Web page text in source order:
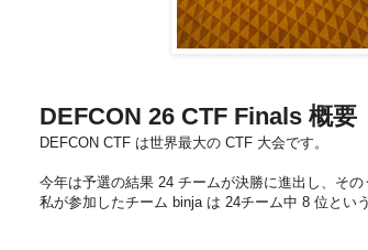
DEFCON 26 CTF Finals 概要
DEFCON CTF は世界最大の CTF 大会です。
今年は予選の結果 24 チームが決勝に進出し、その
私が参加したチーム binja は 24チーム中 8 位とい